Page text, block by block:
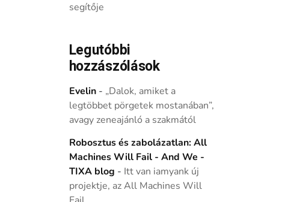
segítője
Legutóbbi
hozzászólások
Evelin- „Dalok, amiket a
legtöbbet pörgetek mostanában”,
avagy zeneajánló a szakmától
Robosztus és zabolázatlan: All
Machines Will Fail - And We -
TIXA blog - Itt van iamyank új
projektje, az All Machines Will